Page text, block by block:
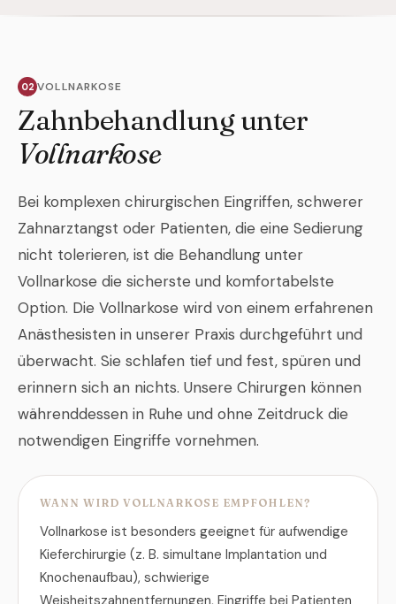
VOLLNARKOSE
Zahnbehandlung unter
Vollnarkose
Bei komplexen chirurgischen Eingriffen, schwerer
Zahnarztangst oder Patienten, die eine Sedierung
nicht tolerieren, ist die Behandlung unter
Vollnarkose die sicherste und komfortabelste
Option. Die Vollnarkose wird von einem erfahrenen
Anästhesisten in unserer Praxis durchgeführt und
überwacht. Sie schlafen tief und fest, spüren und
erinnern sich an nichts. Unsere Chirurgen können
währenddessen in Ruhe und ohne Zeitdruck die
notwendigen Eingriffe vornehmen.
WANN WIRD VOLLNARKOSE EMPFOHLEN?
Vollnarkose ist besonders geeignet für aufwendige
Kieferchirurgie (z. B. simultane Implantation und
Knochenaufbau), schwierige
Weisheitszahnentfernungen, Eingriffe bei Patienten